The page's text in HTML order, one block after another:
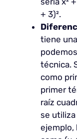
+ 3)².
tiene
técnica.
como
primer
raíz
se utiliza
ejemplo,